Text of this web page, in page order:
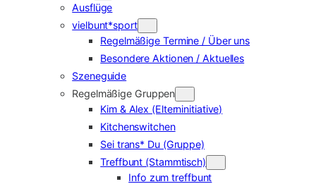
Ausflüge
vielbunt*sport
Regelmäßige Termine / Über uns
Besondere Aktionen / Aktuelles
Szeneguide
Regelmäßige Gruppen
Kim & Alex (Elterninitiative)
Kitchenswitchen
Sei trans* Du (Gruppe)
Treffbunt (Stammtisch)
Info zum treffbunt